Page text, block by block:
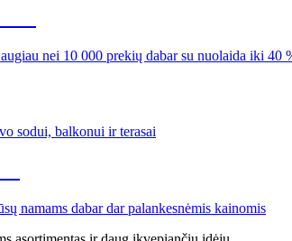
nei 10 000 prekių dabar su nuolaida iki 40
sodui, balkonui ir terasai
namams dabar dar palankesnėmis kainomis